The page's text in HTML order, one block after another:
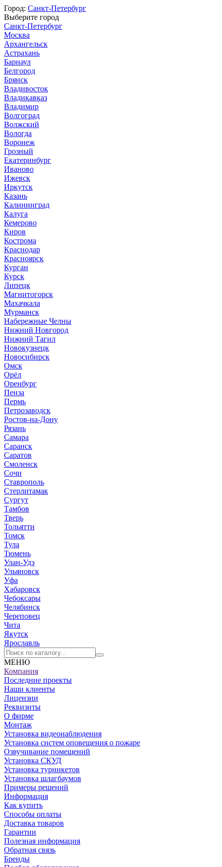
Город: Санкт-Петербург
Выберите город
Санкт-Петербург
Москва
Архангельск
Астрахань
Барнаул
Белгород
Брянск
Владивосток
Владикавказ
Владимир
Волгоград
Волжский
Вологда
Воронеж
Грозный
Екатеринбург
Иваново
Ижевск
Иркутск
Казань
Калининград
Калуга
Кемерово
Киров
Кострома
Краснодар
Красноярск
Курган
Курск
Липецк
Магнитогорск
Махачкала
Мурманск
Набережные Челны
Нижний Новгород
Нижний Тагил
Новокузнецк
Новосибирск
Омск
Орёл
Оренбург
Пенза
Пермь
Петрозаводск
Ростов-на-Дону
Рязань
Самара
Саранск
Саратов
Смоленск
Сочи
Ставрополь
Стерлитамак
Сургут
Тамбов
Тверь
Тольятти
Томск
Тула
Тюмень
Улан-Удэ
Ульяновск
Уфа
Хабаровск
Чебоксары
Челябинск
Череповец
Чита
Якутск
Ярославль
МЕНЮ
Компания
Последние проекты
Наши клиенты
Лицензии
Реквизиты
О фирме
Монтаж
Установка видеонаблюдения
Установка систем оповещения о пожаре
Озвучивание помещений
Установка СКУД
Установка турникетов
Установка шлагбаумов
Примеры решений
Информация
Как купить
Способы оплаты
Доставка товаров
Гарантии
Полезная информация
Обратная связь
Бренды